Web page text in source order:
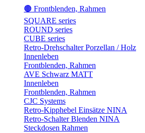
🟤 Frontblenden, Rahmen
SQUARE series
ROUND series
CUBE series
Retro-Drehschalter Porzellan / Holz
Innenleben
Frontblenden, Rahmen
AVE Schwarz MATT
Innenleben
Frontblenden, Rahmen
CJC Systems
Retro-Kipphebel Einsätze NINA
Retro-Schalter Blenden NINA
Steckdosen Rahmen